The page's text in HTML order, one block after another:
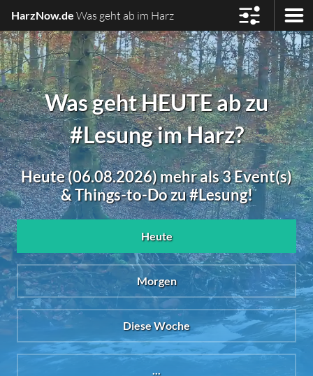
HarzNow.de Was geht ab im Harz
Was geht HEUTE ab zu
#Lesung im Harz?
Heute (06.08.2026) mehr als 3 Event(s)
& Things-to-Do zu #Lesung!
Heute
Morgen
Diese Woche